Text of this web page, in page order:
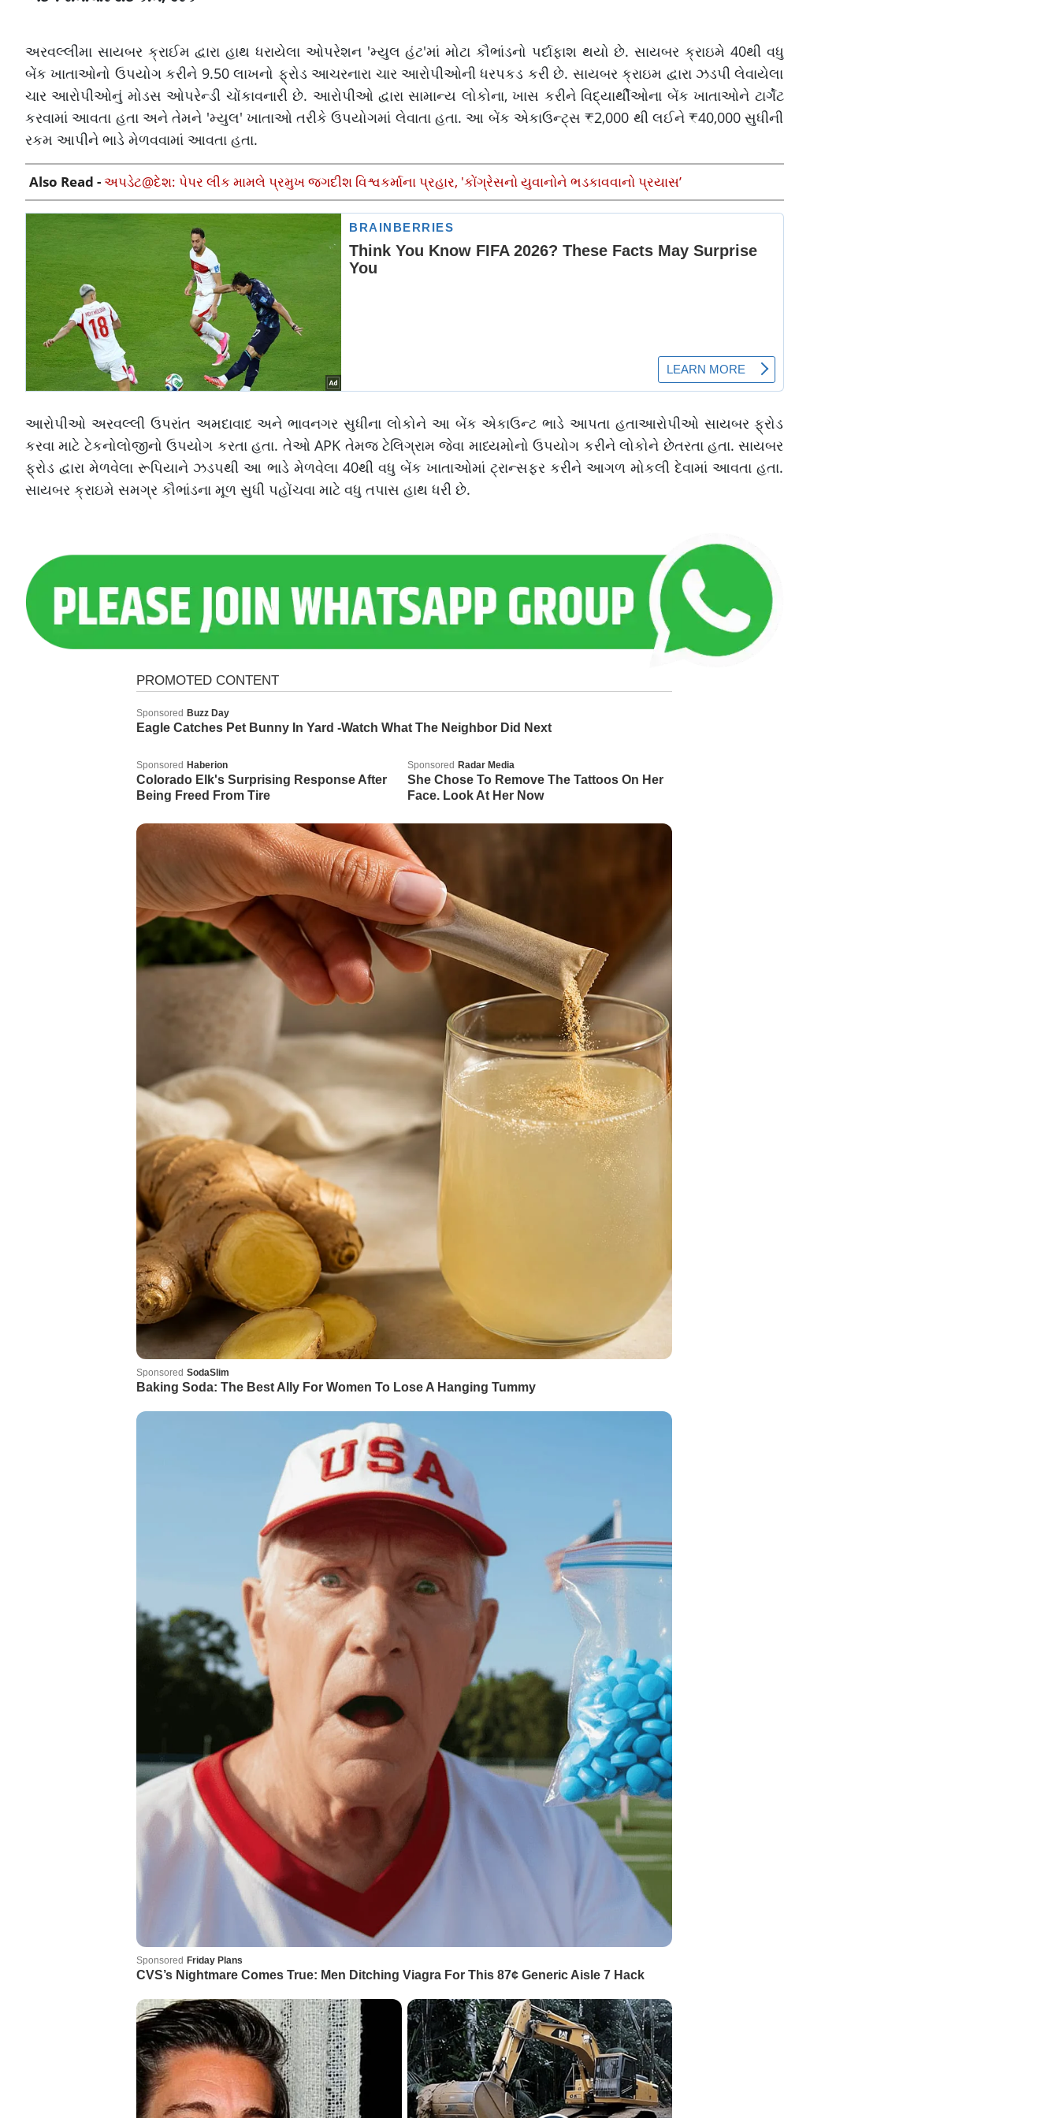
અરવલ્લીમા સાયબર ક્રાઈમ દ્વારા હાથ ધરાયેલા ઓપરેશન 'મ્યુલ હંટ'માં મોટા કૌભાંડનો પર્દાફાશ થયો છે. સાયબર ક્રાઇમે 40થી વધુ
બેંક ખાતાઓનો ઉપયોગ કરીને 9.50 લાખનો ફ્રોડ આચરનારા ચાર આરોપીઓની ધરપકડ કરી છે. સાયબર ક્રાઇમ દ્વારા ઝડપી લેવાયેલા
ચાર આરોપીઓનું મોડસ ઓપરેન્ડી ચોંકાવનારી છે. આરોપીઓ દ્વારા સામાન્ય લોકોના, ખાસ કરીને વિદ્યાર્થીઓના બેંક ખાતાઓને ટાર્ગેટ
કરવામાં આવતા હતા અને તેમને 'મ્યુલ' ખાતાઓ તરીકે ઉપયોગમાં લેવાતા હતા. આ બેંક એકાઉન્ટ્સ ₹2,000 થી લઈને ₹40,000 સુધીની
રકમ આપીને ભાડે મેળવવામાં આવતા હતા.
Also Read -અપડેટ@દેશ: પેપર લીક મામલે પ્રમુખ જગદીશ વિશ્વકર્માના પ્રહાર, 'કોંગ્રેસનો યુવાનોને ભડકાવવાનો પ્રયાસ’
આરોપીઓ અરવલ્લી ઉપરાંત અમદાવાદ અને ભાવનગર સુધીના લોકોને આ બેંક એકાઉન્ટ ભાડે આપતા હતાઆરોપીઓ સાયબર ફ્રોડ
કરવા માટે ટેકનોલોજીનો ઉપયોગ કરતા હતા. તેઓ APK તેમજ ટેલિગ્રામ જેવા માધ્યમોનો ઉપયોગ કરીને લોકોને છેતરતા હતા. સાયબર
ફ્રોડ દ્વારા મેળવેલા રૂપિયાને ઝડપથી આ ભાડે મેળવેલા 40થી વધુ બેંક ખાતાઓમાં ટ્રાન્સફર કરીને આગળ મોકલી દેવામાં આવતા હતા.
સાયબર ક્રાઇમે સમગ્ર કૌભાંડના મૂળ સુધી પહોંચવા માટે વધુ તપાસ હાથ ધરી છે.